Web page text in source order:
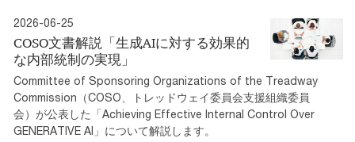
2026-06-25
COSO文書解説「生成AIに対する効果的
な内部統制の実現」
Committee of Sponsoring Organizations of the Treadway
Commission（COSO、トレッドウェイ委員会支援組織委員
会）が公表した「Achieving Effective Internal Control Over
GENERATIVE AI」について解説します。